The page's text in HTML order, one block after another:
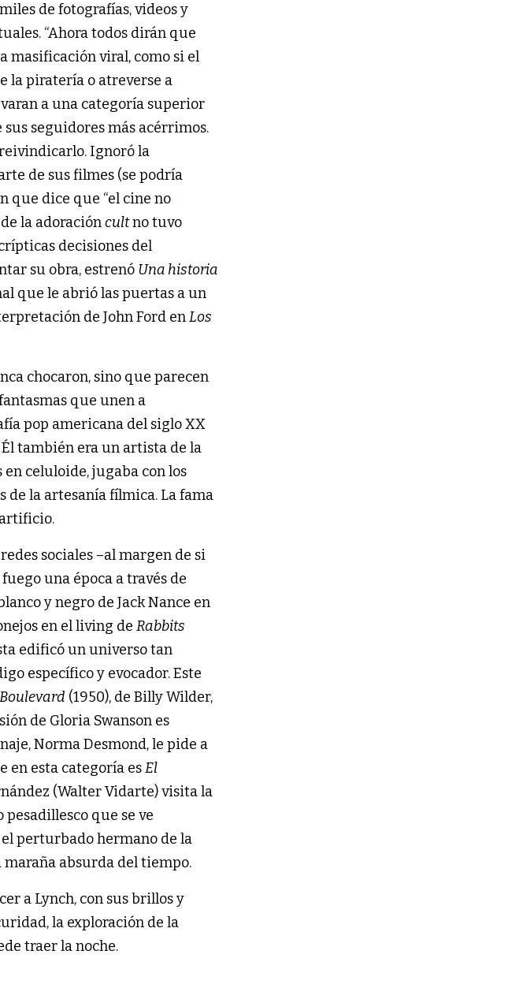
de fotografías, videos y
“Ahora todos dirán que
masificación viral, como si el
la piratería o atreverse a
a una categoría superior
seguidores más acérrimos.
Ignoró la
de sus filmes (se podría
que dice que “el cine no
la adoracióncultno tuvo
decisiones del
su obra, estrenó Una historia
que le abrió las puertas a un
de John Ford enLos
chocaron, sino que parecen
que unen a
pop americana del siglo XX
también era un artista de la
celuloide, jugaba con los
de la artesanía fílmica. La fama
sociales –al margen de si
una época a través de
y negro de Jack Nance en
en el living de Rabbits
edificó un universo tan
específico y evocador. Este
(1950), de Billy Wilder,
de Gloria Swanson es
Norma Desmond, le pide a
en esta categoría esEl
(Walter Vidarte) visita la
pesadillesco que se ve
perturbado hermano de la
maraña absurda del tiempo.
a Lynch, con sus brillos y
la exploración de la
traer la noche.